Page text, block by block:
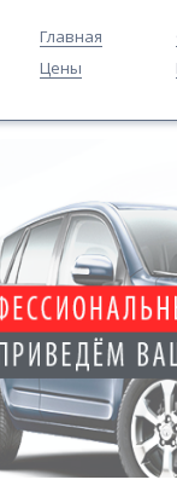
Главная
Цены